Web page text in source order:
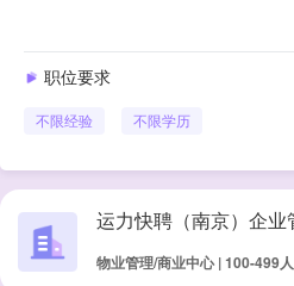
职位要求
不限经验 不限学历
运力快聘（南京）企业
物业管理/商业中心 | 100-499